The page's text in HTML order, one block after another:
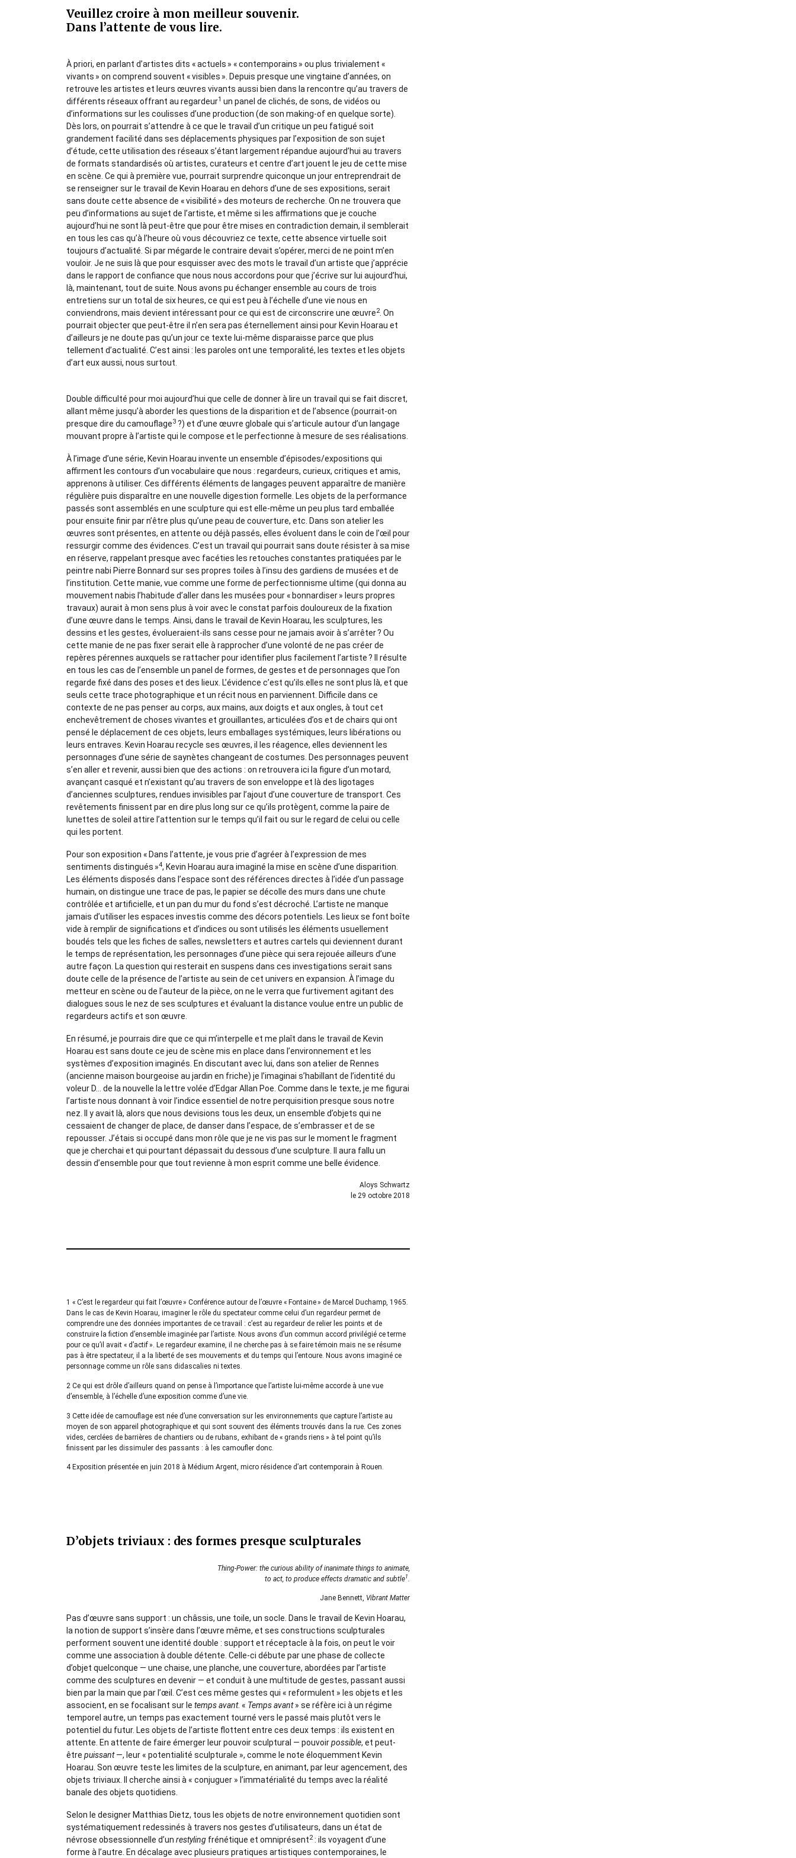
Veuillez croire à mon meilleur souvenir.
Dans l’attente de vous lire.
À priori, en parlant d’artistes dits « actuels » « contemporains » ou plus trivialement «
vivants » on comprend souvent « visibles ». Depuis presque une vingtaine d’années, on
retrouve les artistes et leurs œuvres vivants aussi bien dans la rencontre qu’au travers de
différents réseaux offrant au regardeur1 un panel de clichés, de sons, de vidéos ou
d’informations sur les coulisses d’une production (de son making-of en quelque sorte).
Dès lors, on pourrait s’attendre à ce que le travail d’un critique un peu fatigué soit
grandement facilité dans ses déplacements physiques par l’exposition de son sujet
d’étude, cette utilisation des réseaux s’étant largement répandue aujourd’hui au travers
de formats standardisés où artistes, curateurs et centre d’art jouent le jeu de cette mise
en scène. Ce qui à première vue, pourrait surprendre quiconque un jour entreprendrait de
se renseigner sur le travail de Kevin Hoarau en dehors d’une de ses expositions, serait
sans doute cette absence de « visibilité » des moteurs de recherche. On ne trouvera que
peu d’informations au sujet de l’artiste, et même si les affirmations que je couche
aujourd’hui ne sont là peut-être que pour être mises en contradiction demain, il semblerait
en tous les cas qu’à l’heure où vous découvriez ce texte, cette absence virtuelle soit
toujours d’actualité. Si par mégarde le contraire devait s’opérer, merci de ne point m’en
vouloir. Je ne suis là que pour esquisser avec des mots le travail d’un artiste que j’apprécie
dans le rapport de confiance que nous nous accordons pour que j’écrive sur lui aujourd’hui,
là, maintenant, tout de suite. Nous avons pu échanger ensemble au cours de trois
entretiens sur un total de six heures, ce qui est peu à l’échelle d’une vie nous en
conviendrons, mais devient intéressant pour ce qui est de circonscrire une œuvre2. On
pourrait objecter que peut-être il n’en sera pas éternellement ainsi pour Kevin Hoarau et
d’ailleurs je ne doute pas qu’un jour ce texte lui-même disparaisse parce que plus
tellement d’actualité. C’est ainsi : les paroles ont une temporalité, les textes et les objets
d’art eux aussi, nous surtout.
Double difficulté pour moi aujourd’hui que celle de donner à lire un travail qui se fait discret,
allant même jusqu’à aborder les questions de la disparition et de l’absence (pourrait-on
presque dire du camouflage3 ?) et d’une œuvre globale qui s’articule autour d’un langage
mouvant propre à l’artiste qui le compose et le perfectionne à mesure de ses réalisations.
À l’image d’une série, Kevin Hoarau invente un ensemble d’épisodes/expositions qui
affirment les contours d’un vocabulaire que nous : regardeurs, curieux, critiques et amis,
apprenons à utiliser. Ces différents éléments de langages peuvent apparaître de manière
régulière puis disparaître en une nouvelle digestion formelle. Les objets de la performance
passés sont assemblés en une sculpture qui est elle-même un peu plus tard emballée
pour ensuite finir par n’être plus qu’une peau de couverture, etc. Dans son atelier les
œuvres sont présentes, en attente ou déjà passés, elles évoluent dans le coin de l’œil pour
ressurgir comme des évidences. C’est un travail qui pourrait sans doute résister à sa mise
en réserve, rappelant presque avec facéties les retouches constantes pratiquées par le
peintre nabi Pierre Bonnard sur ses propres toiles à l’insu des gardiens de musées et de
l’institution. Cette manie, vue comme une forme de perfectionnisme ultime (qui donna au
mouvement nabis l’habitude d’aller dans les musées pour « bonnardiser » leurs propres
travaux) aurait à mon sens plus à voir avec le constat parfois douloureux de la fixation
d’une œuvre dans le temps. Ainsi, dans le travail de Kevin Hoarau, les sculptures, les
dessins et les gestes, évolueraient-ils sans cesse pour ne jamais avoir à s’arrêter ? Ou
cette manie de ne pas fixer serait elle à rapprocher d’une volonté de ne pas créer de
repères pérennes auxquels se rattacher pour identifier plus facilement l’artiste ? Il résulte
en tous les cas de l’ensemble un panel de formes, de gestes et de personnages que l’on
regarde fixé dans des poses et des lieux. L’évidence c’est qu’ils.elles ne sont plus là, et que
seuls cette trace photographique et un récit nous en parviennent. Difficile dans ce
contexte de ne pas penser au corps, aux mains, aux doigts et aux ongles, à tout cet
enchevêtrement de choses vivantes et grouillantes, articulées d’os et de chairs qui ont
pensé le déplacement de ces objets, leurs emballages systémiques, leurs libérations ou
leurs entraves. Kevin Hoarau recycle ses œuvres, il les réagence, elles deviennent les
personnages d’une série de saynètes changeant de costumes. Des personnages peuvent
s’en aller et revenir, aussi bien que des actions : on retrouvera ici la figure d’un motard,
avançant casqué et n’existant qu’au travers de son enveloppe et là des ligotages
d’anciennes sculptures, rendues invisibles par l’ajout d’une couverture de transport. Ces
revêtements finissent par en dire plus long sur ce qu’ils protègent, comme la paire de
lunettes de soleil attire l’attention sur le temps qu’il fait ou sur le regard de celui ou celle
qui les portent.
Pour son exposition « Dans l’attente, je vous prie d’agréer à l’expression de mes
sentiments distingués »4, Kevin Hoarau aura imaginé la mise en scène d’une disparition.
Les éléments disposés dans l’espace sont des références directes à l’idée d’un passage
humain, on distingue une trace de pas, le papier se décolle des murs dans une chute
contrôlée et artificielle, et un pan du mur du fond s’est décroché. L’artiste ne manque
jamais d’utiliser les espaces investis comme des décors potentiels. Les lieux se font boîte
vide à remplir de significations et d’indices ou sont utilisés les éléments usuellement
boudés tels que les fiches de salles, newsletters et autres cartels qui deviennent durant
le temps de représentation, les personnages d’une pièce qui sera rejouée ailleurs d’une
autre façon. La question qui resterait en suspens dans ces investigations serait sans
doute celle de la présence de l’artiste au sein de cet univers en expansion. À l’image du
metteur en scène ou de l’auteur de la pièce, on ne le verra que furtivement agitant des
dialogues sous le nez de ses sculptures et évaluant la distance voulue entre un public de
regardeurs actifs et son œuvre.
En résumé, je pourrais dire que ce qui m’interpelle et me plaît dans le travail de Kevin
Hoarau est sans doute ce jeu de scène mis en place dans l’environnement et les
systèmes d’exposition imaginés. En discutant avec lui, dans son atelier de Rennes
(ancienne maison bourgeoise au jardin en friche) je l’imaginai s’habillant de l’identité du
voleur D… de la nouvelle la lettre volée d’Edgar Allan Poe. Comme dans le texte, je me figurai
l’artiste nous donnant à voir l’indice essentiel de notre perquisition presque sous notre
nez. Il y avait là, alors que nous devisions tous les deux, un ensemble d’objets qui ne
cessaient de changer de place, de danser dans l’espace, de s’embrasser et de se
repousser. J’étais si occupé dans mon rôle que je ne vis pas sur le moment le fragment
que je cherchai et qui pourtant dépassait du dessous d’une sculpture. Il aura fallu un
dessin d’ensemble pour que tout revienne à mon esprit comme une belle évidence.
Aloys Schwartz
le 29 octobre 2018
1 « C’est le regardeur qui fait l’œuvre » Conférence autour de l’œuvre « Fontaine » de Marcel Duchamp, 1965.
Dans le cas de Kevin Hoarau, imaginer le rôle du spectateur comme celui d’un regardeur permet de
comprendre une des données importantes de ce travail : c’est au regardeur de relier les points et de
construire la fiction d’ensemble imaginée par l’artiste. Nous avons d’un commun accord privilégié ce terme
pour ce qu’il avait « d’actif ». Le regardeur examine, il ne cherche pas à se faire témoin mais ne se résume
pas à être spectateur, il a la liberté de ses mouvements et du temps qui l’entoure. Nous avons imaginé ce
personnage comme un rôle sans didascalies ni textes.
2 Ce qui est drôle d’ailleurs quand on pense à l’importance que l’artiste lui-même accorde à une vue
d’ensemble, à l’échelle d’une exposition comme d’une vie.
3 Cette idée de camouflage est née d’une conversation sur les environnements que capture l’artiste au
moyen de son appareil photographique et qui sont souvent des éléments trouvés dans la rue. Ces zones
vides, cerclées de barrières de chantiers ou de rubans, exhibant de « grands riens » à tel point qu’ils
finissent par les dissimuler des passants : à les camoufler donc.
4 Exposition présentée en juin 2018 à Médium Argent, micro résidence d’art contemporain à Rouen.
D’objets triviaux : des formes presque sculpturales
Thing-Power: the curious ability of inanimate things to animate,
to act, to produce effects dramatic and subtle1.
Jane Bennett, Vibrant Matter
Pas d’œuvre sans support : un châssis, une toile, un socle. Dans le travail de Kevin Hoarau,
la notion de support s’insère dans l’œuvre même, et ses constructions sculpturales
performent souvent une identité double : support et réceptacle à la fois, on peut le voir
comme une association à double détente. Celle-ci débute par une phase de collecte
d’objet quelconque — une chaise, une planche, une couverture, abordées par l’artiste
comme des sculptures en devenir — et conduit à une multitude de gestes, passant aussi
bien par la main que par l’œil. C’est ces même gestes qui « reformulent » les objets et les
associent, en se focalisant sur le temps avant. « Temps avant» se réfère ici à un régime
temporel autre, un temps pas exactement tourné vers le passé mais plutôt vers le
potentiel du futur. Les objets de l’artiste flottent entre ces deux temps : ils existent en
attente. En attente de faire émerger leur pouvoir sculptural — pouvoirpossible, et peut-
être puissant—, leur « potentialité sculpturale », comme le note éloquemment Kevin
Hoarau. Son œuvre teste les limites de la sculpture, en animant, par leur agencement, des
objets triviaux. Il cherche ainsi à « conjuguer » l’immatérialité du temps avec la réalité
banale des objets quotidiens.
Selon le designer Matthias Dietz, tous les objets de notre environnement quotidien sont
systématiquement redessinés à travers nos gestes d’utilisateurs, dans un état de
névrose obsessionnelle d’un restyling frénétique et omniprésent2: ils voyagent d’une
forme à l’autre. En décalage avec plusieurs pratiques artistiques contemporaines, le